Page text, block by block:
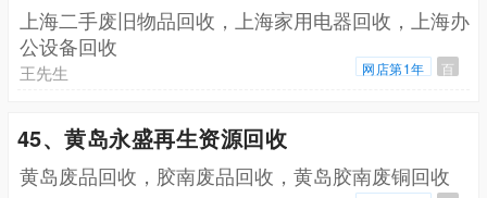
上海二手废旧物品回收，上海家用电器回收，上海办
公设备回收
王先生 网店第1年 百
45、黄岛永盛再生资源回收
黄岛废品回收，胶南废品回收，黄岛胶南废铜回收